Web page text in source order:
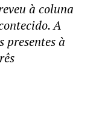
à coluna
A
presentes à